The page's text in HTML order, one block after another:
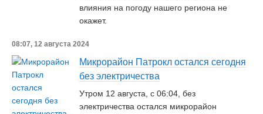
влияния на погоду нашего региона не
окажет.
08:07, 12 августа 2024
Микрорайон Патрокл остался сегодня
без электричества
Утром 12 августа, с 06:04, без
электричества остался микрорайон